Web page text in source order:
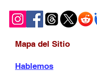
Mapa del Sitio
Hablemos